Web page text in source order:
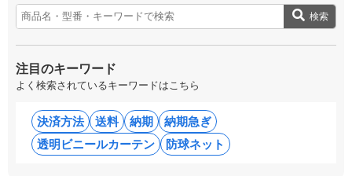
検索
注目のキーワード
よく検索されているキーワードはこちら
決済方法 送料 納期
納期急ぎ
透明ビニールカーテン
防球ネット